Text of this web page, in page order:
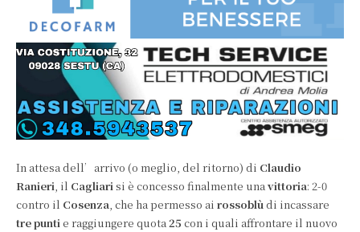
In attesa dell’arrivo (o meglio, del ritorno) di Claudio
Ranieri, il Cagliarisi è concesso finalmente unavittoria: 2-0
contro il Cosenza, che ha permesso ai rossoblùdi incassare
tre puntie raggiungere quota25 con i quali affrontare il nuovo